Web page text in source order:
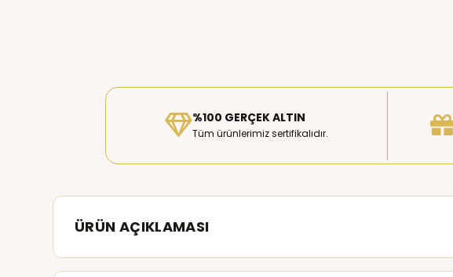
%100 GERÇEK ALTIN
Tüm ürünlerimiz sertifikalıdır.
ÜRÜN AÇIKLAMASI